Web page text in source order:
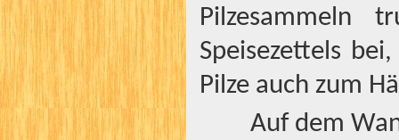
Pilzesammeln
Speisezettels
Pilze auch zum
Auf dem